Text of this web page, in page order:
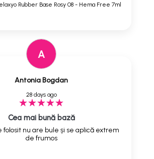
Rubber Base Rosy 08 - Hema Free 7ml
A
Antonia Bogdan
28 days ago
Cea mai bună bază
folosit nu are bule și se aplică extrem
de frumos